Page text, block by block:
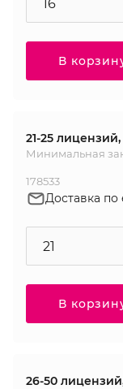
В
21-25
Минимальная
178533
Доставка по
В
26-50